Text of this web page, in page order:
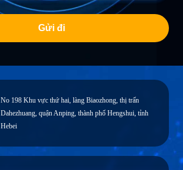
Gửi đi
No 198 Khu vực thứ hai, làng Biaozhong, thị trấn
Dahezhuang, quận Anping, thành phố Hengshui, tỉnh
Hebei